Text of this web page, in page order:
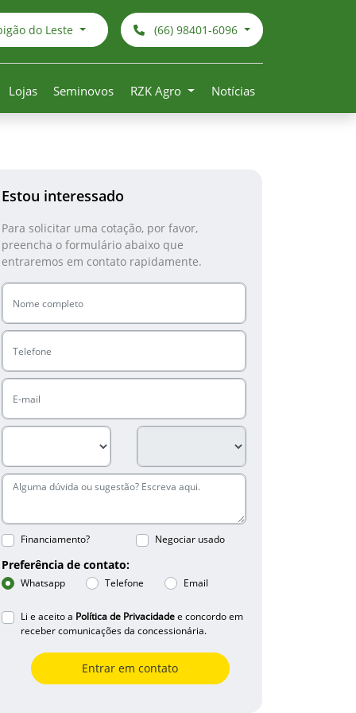
(66) 98401-6096
do Leste
Lojas Seminovos RZK Agro Notícias
Estou interessado
Para solicitar uma cotação, por favor,
preencha o formulário abaixo que
entraremos em contato rapidamente.
Financiamento? Negociar usado
Preferência de contato:
Whatsapp Telefone Email
Li e aceito a Política de Privacidadee concordo em
receber comunicações da concessionária.
Entrar em contato